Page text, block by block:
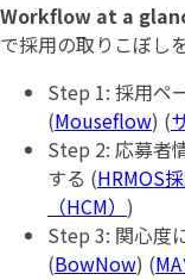
Workflow at a
で採用の取りこぼし
Step 1: 採用ペ
(Mouseflow) (
Step 2: 応募者
する (HRMOS
（HCM） )
Step 3: 関心度
(BowNow) (